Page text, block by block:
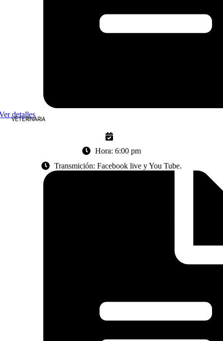
detalles
VETERINARIA
Hora: 6:00 pm
Transmición: Facebook live y You Tube.